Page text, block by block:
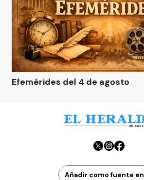
Efemérides del 4 de agosto
Añadir como fuente en